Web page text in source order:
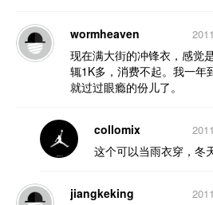
wormheaven
现在满大街的冲锋衣，感觉
辄1K多，消费不起。我一年
就过过眼瘾的份儿了。
collomix
这个可以当雨衣穿，冬
jiangkeking